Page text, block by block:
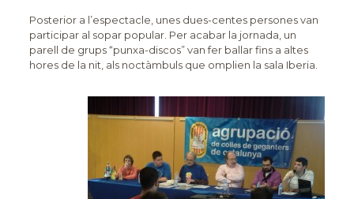
Posterior a l’espectacle, unes dues-centes persones van
participar al sopar popular. Per acabar la jornada, un
parell de grups “punxa-discos” van fer ballar fins a altes
hores de la nit, als noctàmbuls que omplien la sala Iberia.